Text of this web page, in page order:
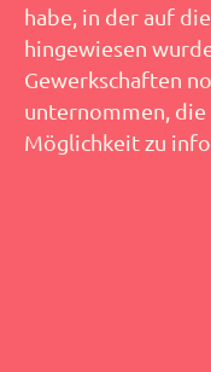
habe, in der auf
hingewiesen
Gewerkschaften
unternommen,
Möglichkeit zu